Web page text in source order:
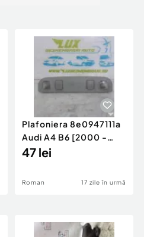
Plafoniera 8e0947111a
Audi A4 B6 [2000 -
2005]
47 lei
Roman 17 zile în urmă